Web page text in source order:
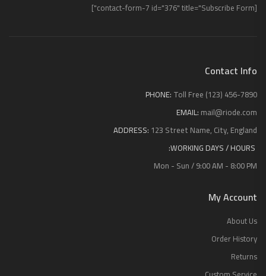
[contact-form-7 id="376" title="Subscribe Form"]
Contact Info
PHONE: Toll Free (123) 456-7890
EMAIL: mail@riode.com
ADDRESS: 123 Street Name, City, England
WORKING DAYS / HOURS:
Mon - Sun / 9:00 AM - 8:00 PM
My Account
About Us
Order History
Returns